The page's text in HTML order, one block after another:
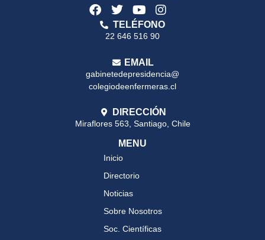
TELÉFONO
22 646 516 90
EMAIL
gabinetedepresidencia@
colegiodeenfermeras.cl
DIRECCIÓN
Miraflores 563, Santiago, Chile
MENU
Inicio
Directorio
Noticias
Sobre Nosotros
Soc. Científicas